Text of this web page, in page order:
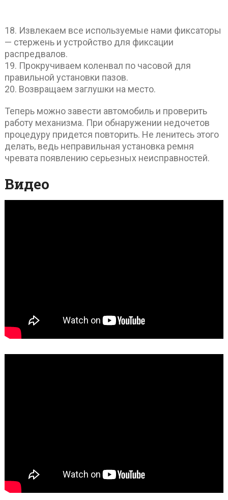
18. Извлекаем все используемые нами фиксаторы
— стержень и устройство для фиксации
распредвалов.
19. Прокручиваем коленвал по часовой для
правильной установки пазов.
20. Возвращаем заглушки на место.
Теперь можно завести автомобиль и проверить
работу механизма. При обнаружении недочетов
процедуру придется повторить. Не ленитесь этого
делать, ведь неправильная установка ремня
чревата появлению серьезных неисправностей.
Видео